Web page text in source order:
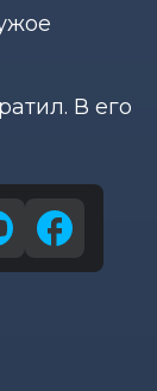
В его